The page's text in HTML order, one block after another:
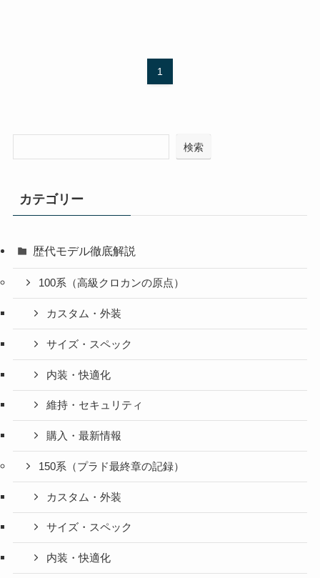
1
検索
カテゴリー
歴代モデル徹底解説
100系（高級クロカンの原点）
カスタム・外装
サイズ・スペック
内装・快適化
維持・セキュリティ
購入・最新情報
150系（プラド最終章の記録）
カスタム・外装
サイズ・スペック
内装・快適化